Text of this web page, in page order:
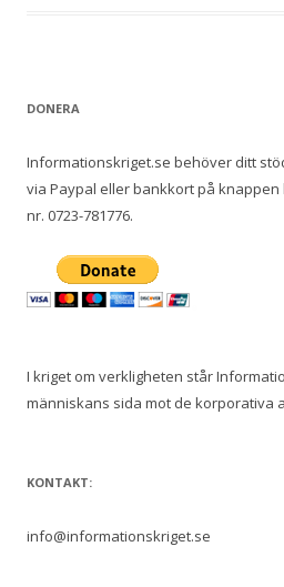
DONERA
Informationskriget.se behöver ditt
via Paypal eller bankkort på
nr. 0723-781776.
I kriget om verkligheten står
människans sida mot de korporativa
KONTAKT:
info@informationskriget.se